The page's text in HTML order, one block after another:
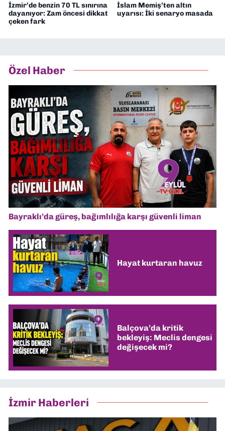
İzmir’de benzin 70 TL sınırına
dayanıyor: Zam öncesi dikkat
çeken fark
İslam Memiş’ten altın
uyarısı: İki senaryo masada
Özel Haber
Bayraklı’da güreş, bağımlılığa karşı güvenli liman
Hayat kurtaran havuz
Balçova’da kritik
bekleyiş: Meclis dengesi
değişecek mi?
İzmir Haberleri